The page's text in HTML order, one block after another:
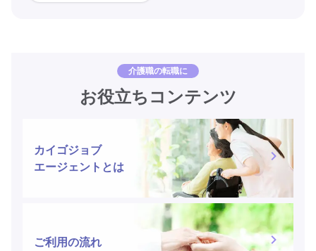
介護職の転職に
お役立ちコンテンツ
カイゴジョブ
エージェントとは
ご利用の流れ